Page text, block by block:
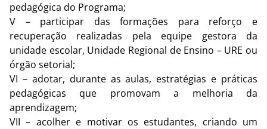
pedagógica do Programa;
V – participar das formações para reforço e
recuperação realizadas pela equipe gestora da
unidade escolar, Unidade Regional de Ensino – URE ou
órgão setorial;
VI – adotar, durante as aulas, estratégias e práticas
pedagógicas que promovam a melhoria da
aprendizagem;
VII – acolher e motivar os estudantes, criando um